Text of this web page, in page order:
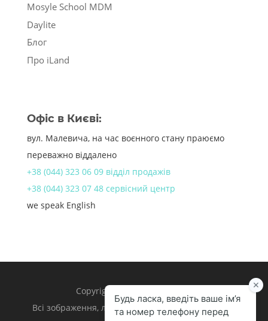
Mosyle School MDM
Daylite
Блог
Про iLand
Офіс в Києві:
вул. Малевича, на час воєнного стану праюємо
переважно віддалено
+38 (044) 323 06 09 відділ продажів
+38 (044) 323 07 48 сервісний центр
we speak English
Copyright 1998 – 2024 iLand.
Всі зображення, логотипи та торгівельні марки є